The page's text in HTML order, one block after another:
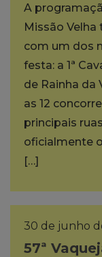
A
Missão Velha
com um dos
festa: a 1ª
de Rainha da
as 12
principais
oficialmente
[…]
30 de junho
57ª